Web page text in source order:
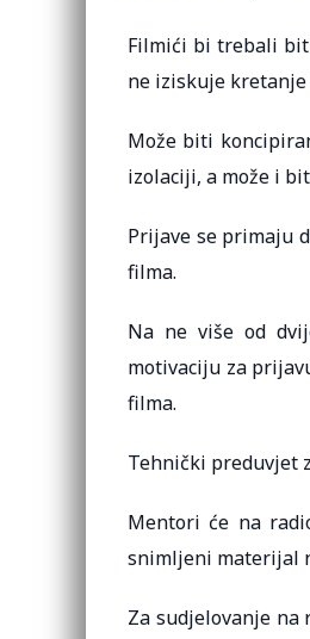
Filmići bi trebali
ne iziskuje
Može biti
izolaciji, a može i
Prijave se primaju
filma.
Na ne više od
motivaciju za
filma.
Tehnički preduvjet
Mentori će na
snimljeni materijal
Za sudjelovanje